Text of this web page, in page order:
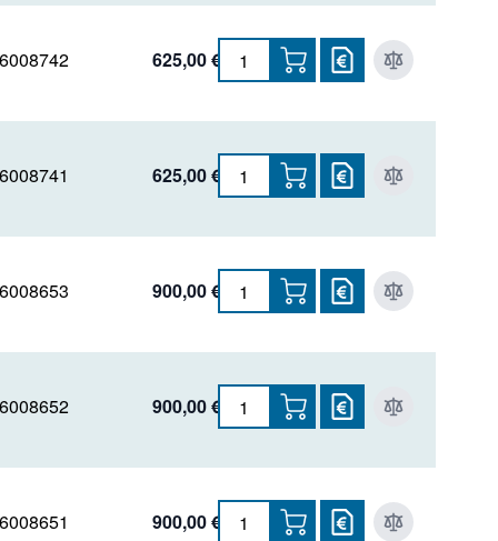
Resolve
Styragel
Torus
Ultrastyragel
Viridis
625,00 €
625,00 €
900,00 €
900,00 €
900,00 €